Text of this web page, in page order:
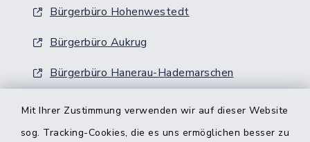
Mit Ihrer Zustimmung verwenden wir auf dieser Website
sog. Tracking-Cookies, die es uns ermöglichen besser zu
Bürgerbüro Hohenwestedt
Bürgerbüro Aukrug
Bürgerbüro Hanerau-Hademarschen
Nebenstelle Padenstedt
KFZ-Zulassungsbehörde